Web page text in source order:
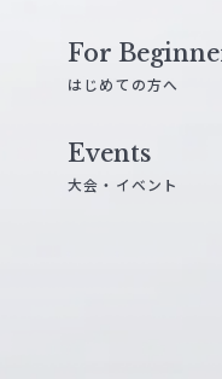
For
はじめての方へ
Events
大会・イベント